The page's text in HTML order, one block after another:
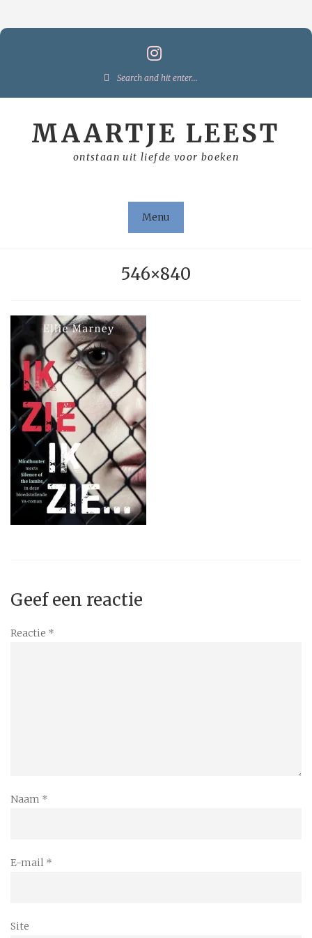
Search
MAARTJE LEEST
ontstaan uit liefde voor boeken
Menu
546×840
Geef een reactie
Reactie *
Naam *
E-mail *
Site